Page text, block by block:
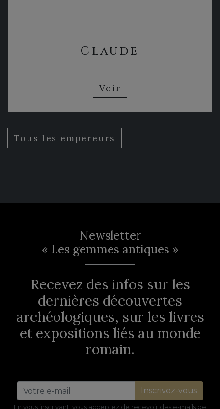
Claude
Voir
Tous les empereurs
Newsletter
« Les gemmes antiques »
Recevez des infos sur les
dernières découvertes
archéologiques, sur les livres
et expositions liés au monde
romain.
Inscrivez-vous
En vous inscrivant, vous acceptez de recevoir des e-mails de